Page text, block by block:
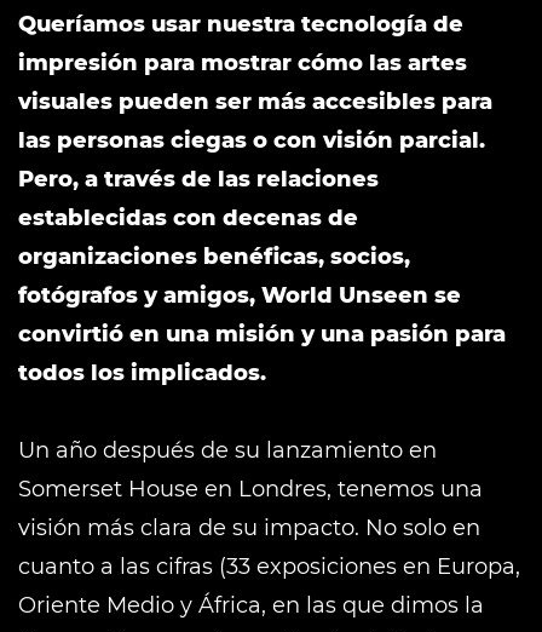
Queríamos usar nuestra tecnología de
impresión para mostrar cómo las artes
visuales pueden ser más accesibles para
las personas ciegas o con visión parcial.
Pero, a través de las relaciones
establecidas con decenas de
organizaciones benéficas, socios,
fotógrafos y amigos, World Unseen se
convirtió en una misión y una pasión para
todos los implicados.
Un año después de su lanzamiento en
Somerset House en Londres, tenemos una
visión más clara de su impacto. No solo en
cuanto a las cifras (33 exposiciones en Europa,
Oriente Medio y África, en las que dimos la